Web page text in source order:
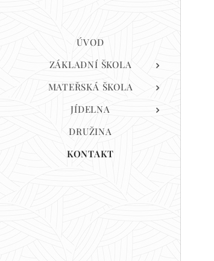
ÚVOD
ZÁKLADNÍ ŠKOLA
MATEŘSKÁ ŠKOLA
JÍDELNA
DRUŽINA
KONTAKT